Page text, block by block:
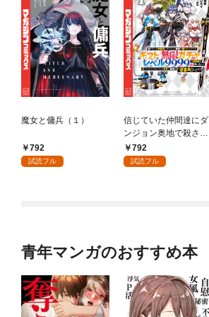
魔女と傭兵（１）
792
試読フル
信じていた仲間達にダ
ンジョン奥地で殺され
かけたがギフト『無限
ガチャ』でレベル９９
792
試読フル
青年マンガのおすすめ本